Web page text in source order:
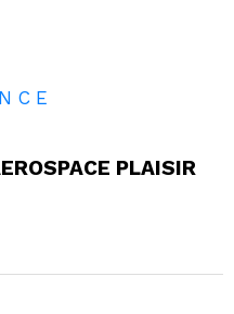
PLAISIR